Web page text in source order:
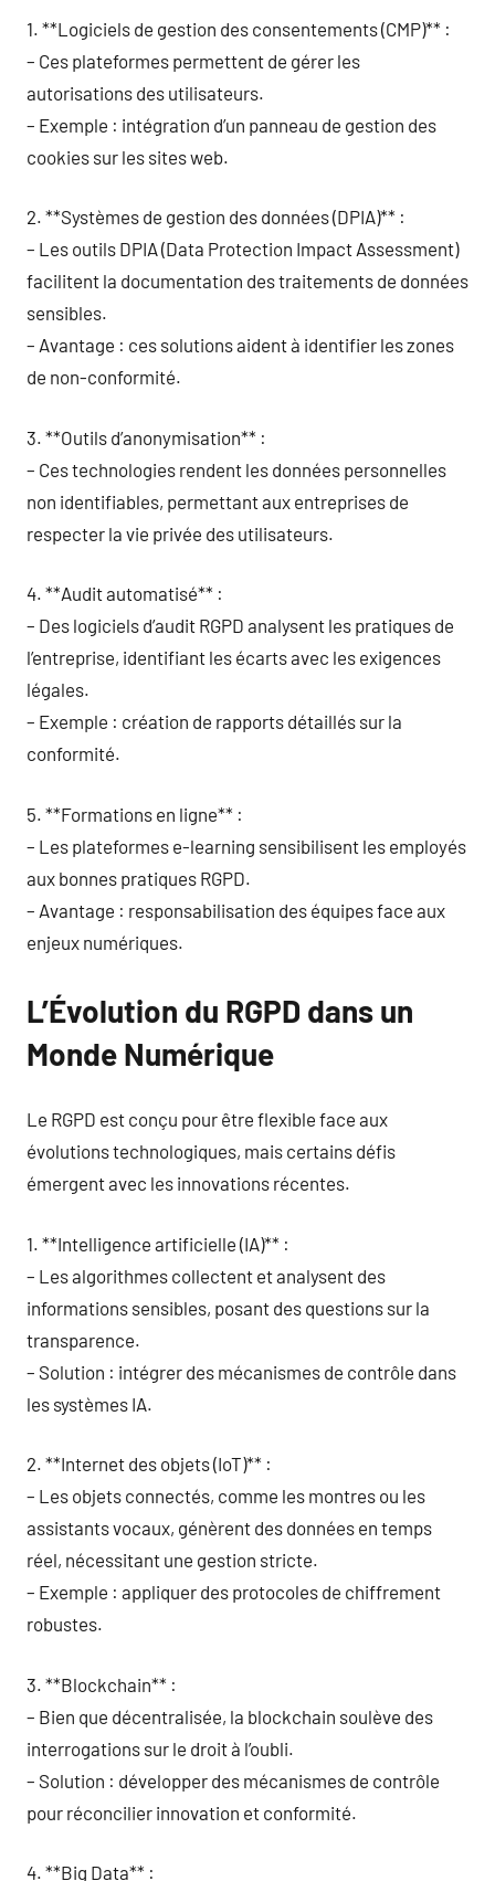
1. **Logiciels de gestion des consentements (CMP)** :
– Ces plateformes permettent de gérer les
autorisations des utilisateurs.
– Exemple : intégration d’un panneau de gestion des
cookies sur les sites web.
2. **Systèmes de gestion des données (DPIA)** :
– Les outils DPIA (Data Protection Impact Assessment)
facilitent la documentation des traitements de données
sensibles.
– Avantage : ces solutions aident à identifier les zones
de non-conformité.
3. **Outils d’anonymisation** :
– Ces technologies rendent les données personnelles
non identifiables, permettant aux entreprises de
respecter la vie privée des utilisateurs.
4. **Audit automatisé** :
– Des logiciels d’audit RGPD analysent les pratiques de
l’entreprise, identifiant les écarts avec les exigences
légales.
– Exemple : création de rapports détaillés sur la
conformité.
5. **Formations en ligne** :
– Les plateformes e-learning sensibilisent les employés
aux bonnes pratiques RGPD.
– Avantage : responsabilisation des équipes face aux
enjeux numériques.
L’Évolution du RGPD dans un
Monde Numérique
Le RGPD est conçu pour être flexible face aux
évolutions technologiques, mais certains défis
émergent avec les innovations récentes.
1. **Intelligence artificielle (IA)** :
– Les algorithmes collectent et analysent des
informations sensibles, posant des questions sur la
transparence.
– Solution : intégrer des mécanismes de contrôle dans
les systèmes IA.
2. **Internet des objets (IoT)** :
– Les objets connectés, comme les montres ou les
assistants vocaux, génèrent des données en temps
réel, nécessitant une gestion stricte.
– Exemple : appliquer des protocoles de chiffrement
robustes.
3. **Blockchain** :
– Bien que décentralisée, la blockchain soulève des
interrogations sur le droit à l’oubli.
– Solution : développer des mécanismes de contrôle
pour réconcilier innovation et conformité.
4. **Big Data** :